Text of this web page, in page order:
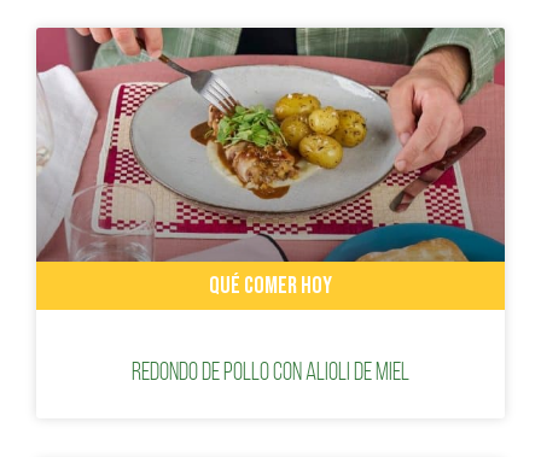
QUÉ COMER HOY
Redondo de pollo con alioli de miel